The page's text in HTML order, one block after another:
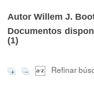
Autor Willem J.
Documentos
(1)
Refinar